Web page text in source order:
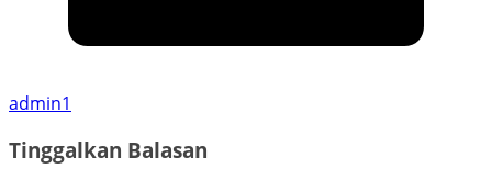
admin1
Tinggalkan Balasan